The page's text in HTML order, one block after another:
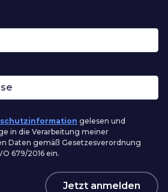
gelesen und
in die Verarbeitung meiner
Daten gemäß Gesetzesverordnung
679/2016 ein.
Jetzt anmelden